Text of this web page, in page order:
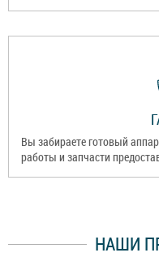
Вы забираете готовый
работы и запчасти
НАШИ